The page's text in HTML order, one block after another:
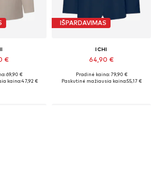
€
69,90 €
kaina:47,92 €
IŠPARDAVIMAS
ICHI
64,90 €
Pradinė kaina: 79,90 €
Paskutinė mažiausia kaina:55,17 €